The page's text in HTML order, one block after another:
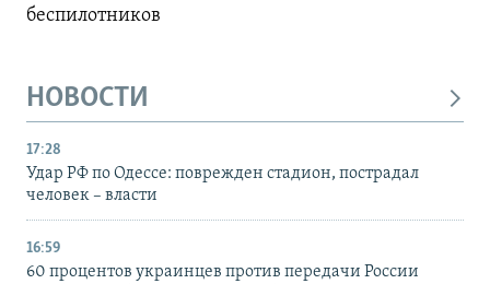
беспилотников
НОВОСТИ
17:28
Удар РФ по Одессе: поврежден стадион, пострадал
человек – власти
16:59
60 процентов украинцев против передачи России